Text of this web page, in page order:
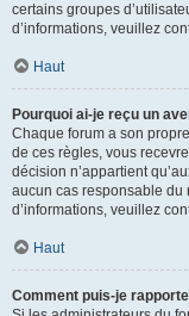
certains groupes
d’informations, veuillez
Haut
Pourquoi ai-je reçu un
Chaque forum a son
de ces règles, vous
décision n’appartient
aucun cas responsable du
d’informations, veuillez
Haut
Comment puis-je